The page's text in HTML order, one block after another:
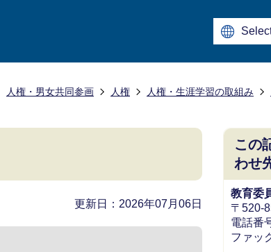
人権・男女共同参画 人権 人権・生涯学習の取組み
更新日：2026年07月06日
この
わせ
教育委
〒520-
電話番
ファッ